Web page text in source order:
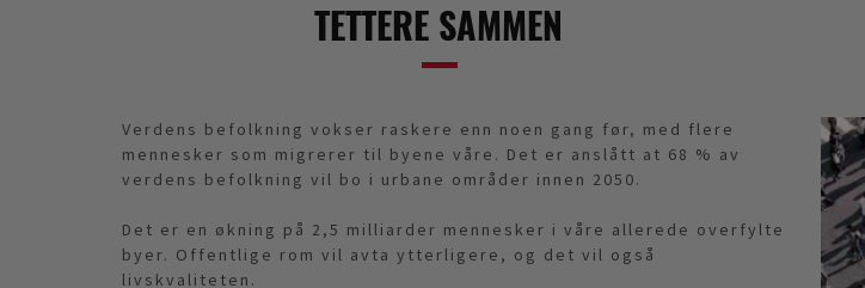
TETTERE SAMMEN
Verdens befolkning vokser raskere enn noen gang før, med flere
mennesker som migrerer til byene våre. Det er anslått at 68 % av
verdens befolkning vil bo i urbane områder innen 2050.
Det er en økning på 2,5 milliarder mennesker i våre allerede overfylte
byer. Offentlige rom vil avta ytterligere, og det vil også
livskvaliteten.